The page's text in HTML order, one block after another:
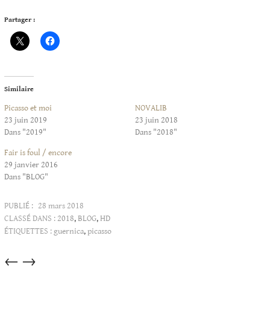
Partager :
Similaire
Picasso et moi
23 juin 2019
Dans "2019"
NOVALIB
23 juin 2018
Dans "2018"
Fair is foul / encore
29 janvier 2016
Dans "BLOG"
PUBLIÉ : 28 mars 2018
CLASSÉ DANS : 2018,BLOG,HD
ÉTIQUETTES :guernica,picasso
Articles
→
←